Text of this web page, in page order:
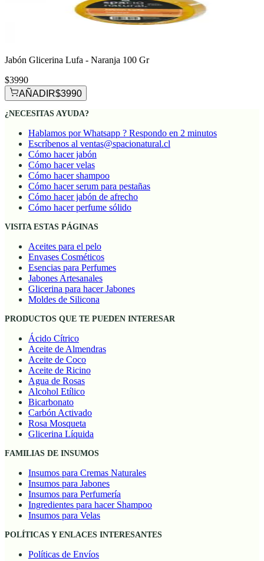
Jabón Glicerina Lufa - Naranja 100 Gr
$3990
AÑADIR$3990
¿NECESITAS AYUDA?
Hablamos por Whatsapp ? Respondo en 2 minutos
Escríbenos al ventas@spacionatural.cl
Cómo hacer jabón
Cómo hacer velas
Cómo hacer shampoo
Cómo hacer serum para pestañas
Cómo hacer jabón de afrecho
Cómo hacer perfume sólido
VISITA ESTAS PÁGINAS
Aceites para el pelo
Envases Cosméticos
Esencias para Perfumes
Jabones Artesanales
Glicerina para hacer Jabones
Moldes de Silicona
PRODUCTOS QUE TE PUEDEN INTERESAR
Ácido Cítrico
Aceite de Almendras
Aceite de Coco
Aceite de Ricino
Agua de Rosas
Alcohol Etílico
Bicarbonato
Carbón Activado
Rosa Mosqueta
Glicerina Líquida
FAMILIAS DE INSUMOS
Insumos para Cremas Naturales
Insumos para Jabones
Insumos para Perfumería
Ingredientes para hacer Shampoo
Insumos para Velas
POLÍTICAS Y ENLACES INTERESANTES
Políticas de Envíos